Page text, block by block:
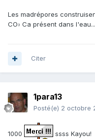
Les madrépores
CO 3 Ca présent dans
Citer
1para13
Posté(e) 2 octobre
1000 ssss Kayou!